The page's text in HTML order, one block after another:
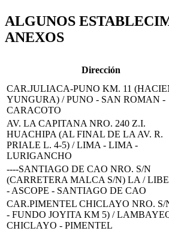
ALGUNOS
ANEXOS
Dirección
CAR.JULIACA-PUNO KM. 11
YUNGURA) / PUNO - SAN ROMAN -
CARACOTO
AV. LA CAPITANA NRO. 240 Z.I.
HUACHIPA (AL FINAL DE LA AV. R.
PRIALE L. 4-5) / LIMA - LIMA -
LURIGANCHO
----SANTIAGO DE CAO NRO. S/N
(CARRETERA MALCA S/N) LA /
- ASCOPE - SANTIAGO DE CAO
CAR.PIMENTEL CHICLAYO NRO. S/
- FUNDO JOYITA KM 5) /
CHICLAYO - PIMENTEL